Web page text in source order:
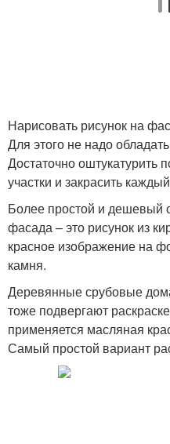
Нарисовать рисунок на
Для этого не надо
Достаточно оштукатурить
участки и закрасить
Более простой и дешевый
фасада – это рисунок из
красное изображение на
камня.
Деревянные срубовые
тоже подвергают
применяется масляная
Самый простой вариант